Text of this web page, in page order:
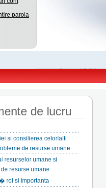
parola
de lucru
si consilierea celorlalti
de resurse umane
resurselor umane si
resurse umane
rol si importanta